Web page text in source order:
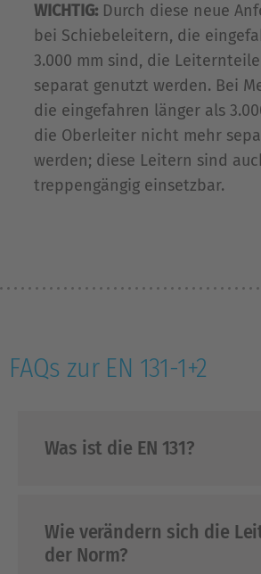
WICHTIG:Durch diese neue
bei Schiebeleitern, die
3.000 mm sind, die
separat genutzt werden. Bei
die eingefahren länger als
die Oberleiter nicht mehr
werden; diese Leitern sind
treppengängig einsetzbar.
FAQs zur EN 131-1+2
Was ist die EN 131?
Wie verändern sich die
der Norm?